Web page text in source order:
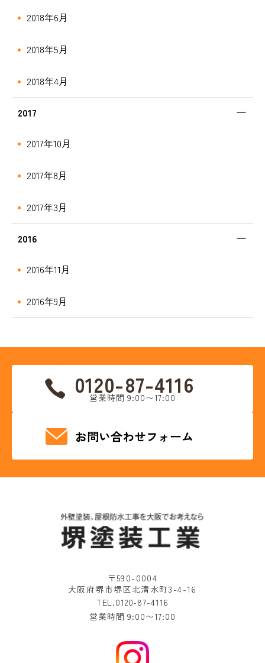
2018年6月
2018年5月
2018年4月
2017
2017年10月
2017年8月
2017年3月
2016
2016年11月
2016年9月
0120-87-4116
営業時間 9:00〜17:00
お問い合わせフォーム
〒590-0004
大阪府堺市堺区北清水町3-4-16
TEL.0120-87-4116
営業時間 9:00〜17:00